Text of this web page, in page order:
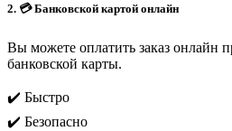
2. 💳 Банковской картой онлайн
Вы можете оплатить заказ онлайн
банковской карты.
✔️ Быстро
✔️ Безопасно